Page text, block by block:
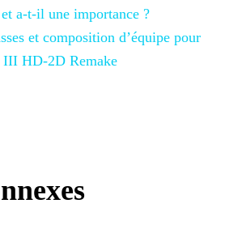
a-t-il une importance ?
et composition d’équipe pour
III HD-2D Remake